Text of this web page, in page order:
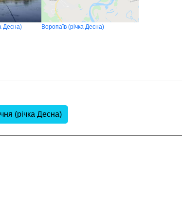
Десна) Воропаїв (річка Десна)
(річка Десна)